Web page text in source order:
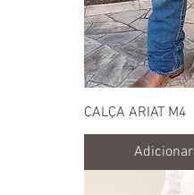
CALÇA ARIAT M4